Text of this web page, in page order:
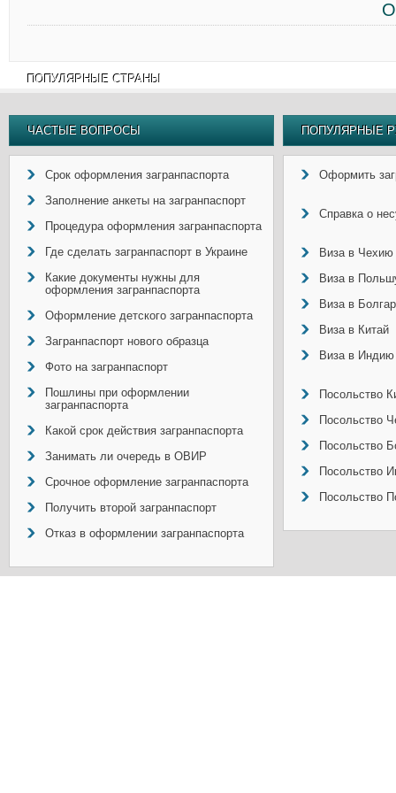
ПОПУЛЯРНЫЕ СТРАНЫ
ЧАСТЫЕ ВОПРОСЫ
Срок оформления загранпаспорта
Заполнение анкеты на загранпаспорт
Процедура оформления загранпаспорта
Где сделать загранпаспорт в Украине
Какие документы нужны для
оформления загранпаспорта
Оформление детского загранпаспорта
Загранпаспорт нового образца
Фото на загранпаспорт
Пошлины при оформлении
загранпаспорта
Какой срок действия загранпаспорта
Занимать ли очередь в ОВИР
Срочное оформление загранпаспорта
Получить второй загранпаспорт
Отказ в оформлении загранпаспорта
ПОПУЛЯРНЫЕ
Оформить
Справка о
Виза в Чехию
Виза в
Виза в
Виза в Китай
Виза в Индию
Посольство
Посольство
Посольство
Посольство
Посольство